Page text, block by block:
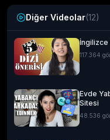
Diğer Videolar(12)
İngilizce
117.364
Evde
Sitesi
48.536